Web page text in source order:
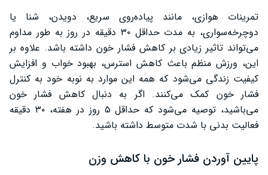
تمرینات هوازی، مانند پیاده‌روی سریع، دویدن، شنا یا
دوچرخه‌سواری، به مدت حداقل ۳۰ دقیقه در روز به طور مداوم
می‌تواند تاثیر زیادی بر کاهش فشار خون داشته باشد. علاوه بر
این، ورزش منظم باعث کاهش استرس، بهبود خواب و افزایش
کیفیت زندگی می‌شود که همه این موارد به نوبه خود به کنترل
فشار خون کمک می‌کنند. اگر به دنبال کاهش فشار خون
می‌باشید، توصیه می‌شود که حداقل ۵ روز در هفته، ۳۰ دقیقه
فعالیت بدنی با شدت متوسط داشته باشید.
پایین آوردن فشار خون با کاهش وزن